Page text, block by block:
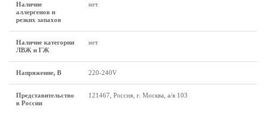
Наличие
аллергенов и
резких запахов
нет
Наличие категории
ЛВЖ и ГЖ
нет
Напряжение, В 220-240V
Представительство
в России
121467, Россия, г. Москва, а/я 103